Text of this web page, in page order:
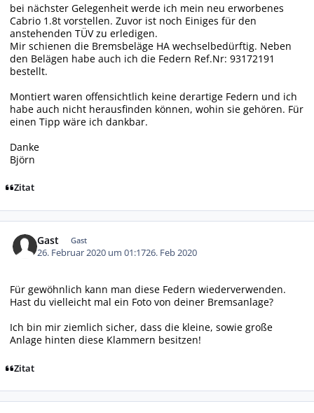
bei nächster Gelegenheit werde ich mein neu erworbenes
Cabrio 1.8t vorstellen. Zuvor ist noch Einiges für den
anstehenden TÜV zu erledigen.
Mir schienen die Bremsbeläge HA wechselbedürftig. Neben
den Belägen habe auch ich die Federn Ref.Nr: 93172191
bestellt.
Montiert waren offensichtlich keine derartige Federn und ich
habe auch nicht herausfinden können, wohin sie gehören. Für
einen Tipp wäre ich dankbar.
Danke
Björn
Zitat
Gast Gast
26. Februar 2020 um 01:1726. Feb 2020
Für gewöhnlich kann man diese Federn wiederverwenden.
Hast du vielleicht mal ein Foto von deiner Bremsanlage?
Ich bin mir ziemlich sicher, dass die kleine, sowie große
Anlage hinten diese Klammern besitzen!
Zitat